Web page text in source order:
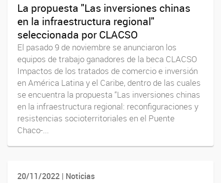
La propuesta "Las inversiones chinas
en la infraestructura regional"
seleccionada por CLACSO
El pasado 9 de noviembre se anunciaron los
equipos de trabajo ganadores de la beca CLACSO
Impactos de los tratados de comercio e inversión
en América Latina y el Caribe, dentro de las cuales
se encuentra la propuesta “Las inversiones chinas
en la infraestructura regional: reconfiguraciones y
resistencias socioterritoriales en el Puente
Chaco-...
20/11/2022 | Noticias